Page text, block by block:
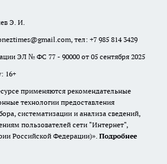
Э. И.
тел: +7 985 814 3429
ЭЛ № ФС 77 - 90000 от 05 сентября 2025
16+
применяются рекомендательные
технологии предоставления
систематизации и анализа сведений,
пользователей сети "Интернет",
Российской Федерации)». Подробнее